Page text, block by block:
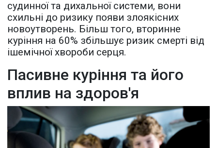
судинної та дихальної системи, вони
схильні до ризику появи злоякісних
новоутворень. Більш того, вторинне
куріння на 60% збільшує ризик смерті від
ішемічної хвороби серця.
Пасивне куріння та його
вплив на здоров'я